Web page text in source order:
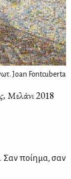
Joan Fontcuberta
Με­λά­νι 2018
Σαν ποί­η­μα, σαν